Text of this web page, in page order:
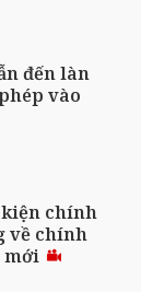
đến làn
vào
kiện chính
về chính
mới